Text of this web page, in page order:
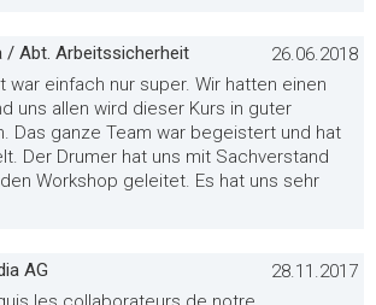
/ Abt. Arbeitssicherheit
26.06.2018
war einfach nur super. Wir hatten einen
uns allen wird dieser Kurs in guter
Das ganze Team war begeistert und hat
Der Drumer hat uns mit Sachverstand
Workshop geleitet. Es hat uns sehr
AG
28.11.2017